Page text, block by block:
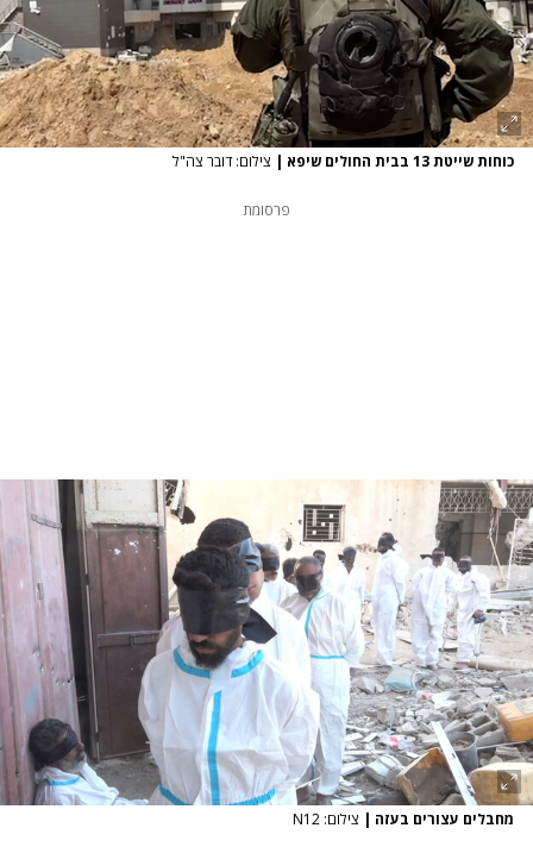
כוחות שייטת 13 בבית החולים שיפא | צילום: דובר צה"ל
פרסומת
מחבלים עצורים בעזה | צילום: N12